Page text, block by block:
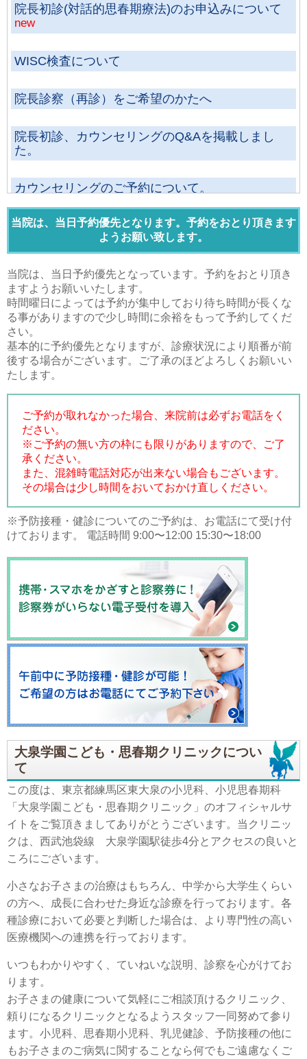
有料駐車場をご利用の方へ
院長初診(対話的思春期療法)のお申込みについて
new
WISC検査について
院長診察（再診）をご希望のかたへ
院長初診、カウンセリングのQ&Aを掲載しまし
た。
カウンセリングのご予約について。
当院は、当日予約優先となります。予約をおとり頂きます
ようお願い致します。
当院は、当日予約優先となっています。予約をおとり頂き
ますようお願いいたします。
時間曜日によっては予約が集中しており待ち時間が長くな
る事がありますので少し時間に余裕をもって予約してくだ
さい。
基本的に予約優先となりますが、診療状況により順番が前
後する場合がございます。ご了承のほどよろしくお願いい
たします。
ご予約が取れなかった場合、来院前は必ずお電話をく
ださい。
※ご予約の無い方の枠にも限りがありますので、ご了
承ください。
また、混雑時電話対応が出来ない場合もございます。
その場合は少し時間をおいておかけ直しください。
※予防接種・健診についてのご予約は、お電話にて受け付
けております。 電話時間 9:00〜12:00 15:30〜18:00
大泉学園こども・思春期クリニックについ
て
この度は、東京都練馬区東大泉の小児科、小児思春期科
「大泉学園こども・思春期クリニック」のオフィシャルサ
イトをご覧頂きましてありがとうございます。当クリニッ
クは、西武池袋線 大泉学園駅徒歩4分とアクセスの良いと
ころにございます。
小さなお子さまの治療はもちろん、中学から大学生くらい
の方へ、成長に合わせた身近な診療を行っております。各
種診療において必要と判断した場合は、より専門性の高い
医療機関への連携を行っております。
いつもわかりやすく、ていねいな説明、診察を心がけてお
ります。
お子さまの健康について気軽にご相談頂けるクリニック、
頼りになるクリニックとなるようスタッフ一同努めて参り
ます。小児科、思春期小児科、乳児健診、予防接種の他に
もお子さまのご病気に関することなら何でもご遠慮なくご